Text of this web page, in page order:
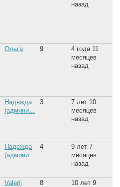
назад
Ольга 9
4 года 11
месяцев
назад
Надежда
(админи...
3
7 лет 10
месяцев
назад
Надежда
(админи...
4
9 лет 7
месяцев
назад
Valerij 8
10 лет 9